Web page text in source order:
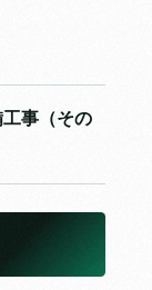
工事（その